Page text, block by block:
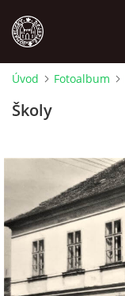
OSOBNOSTI
OSTATNÍ
ODKAZY
Úvod Fotoalbum
Školy